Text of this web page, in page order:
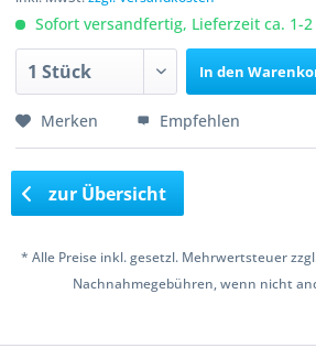
Sofort versandfertig, Lieferzeit ca. 1-
In den
Merken Empfehlen
zur Übersicht
* Alle Preise inkl. gesetzl. Mehrwertsteuer
Nachnahmegebühren, wenn nicht